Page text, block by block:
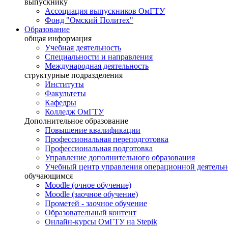
выпускнику
Ассоциация выпускников ОмГТУ
Фонд "Омский Политех"
Образование
общая информация
Учебная деятельность
Специальности и направления
Международная деятельность
структурные подразделения
Институты
Факультеты
Кафедры
Колледж ОмГТУ
Дополнительное образование
Повышение квалификации
Профессиональная переподготовка
Профессиональная подготовка
Управление дополнительного образования
Учебный центр управления операционной
обучающимся
Moodle (очное обучение)
Moodle (заочное обучение)
Прометей - заочное обучение
Образовательный контент
Онлайн-курсы ОмГТУ на Stepik